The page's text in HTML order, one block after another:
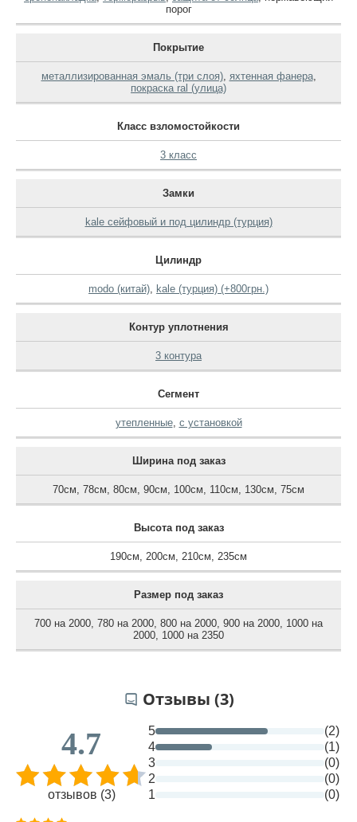
порог
Покрытие
металлизированная эмаль (три слоя), яхтенная фанера,
покраска ral (улица)
Класс взломостойкости
3 класс
Замки
kale сейфовый и под цилиндр (турция)
Цилиндр
modo (китай), kale (турция) (+800грн.)
Контур уплотнения
3 контура
Сегмент
утепленные, с установкой
Ширина под заказ
70см, 78см, 80см, 90см, 100см, 110см, 130см, 75см
Высота под заказ
190см, 200см, 210см, 235см
Размер под заказ
700 на 2000, 780 на 2000, 800 на 2000, 900 на 2000, 1000 на
2000, 1000 на 2350
Отзывы (3)
4.7
отзывов (3)
5
(2)
4
(1)
3
(0)
2
(0)
1
(0)